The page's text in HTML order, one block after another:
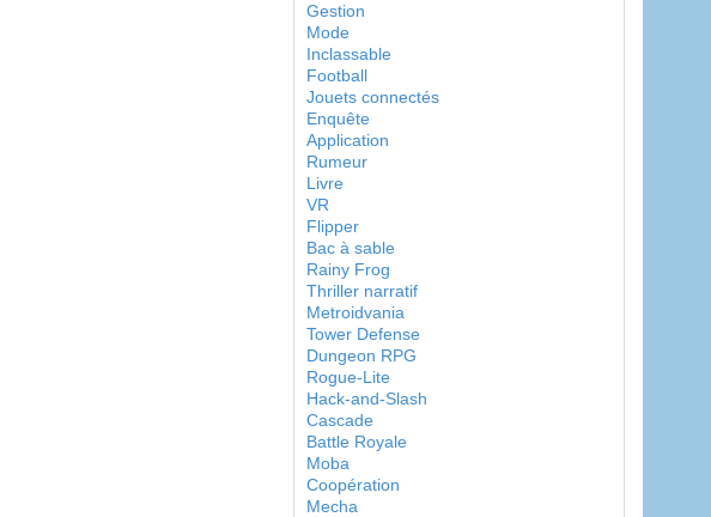
Gestion
Mode
Inclassable
Football
Jouets connectés
Enquête
Application
Rumeur
Livre
VR
Flipper
Bac à sable
Rainy Frog
Thriller narratif
Metroidvania
Tower Defense
Dungeon RPG
Rogue-Lite
Hack-and-Slash
Cascade
Battle Royale
Moba
Coopération
Mecha